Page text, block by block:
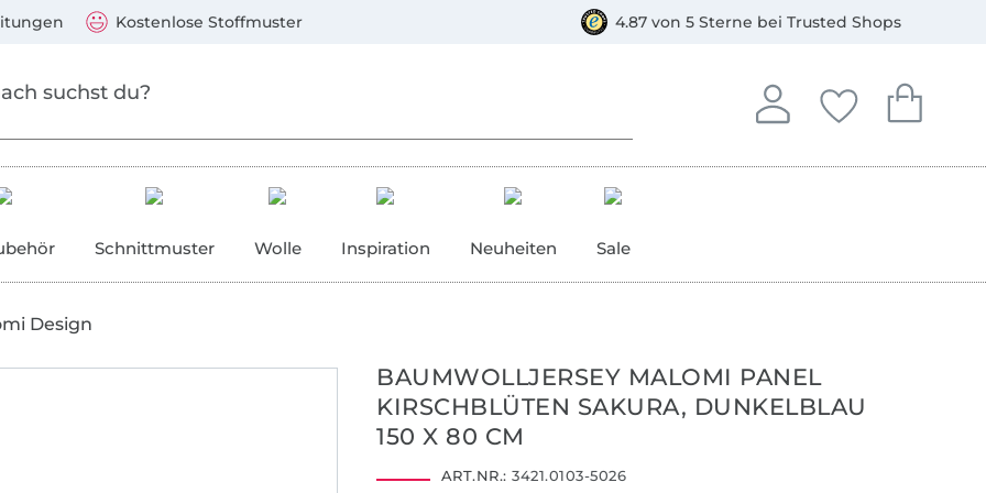
Kostenlose Stoffmuster 4.87 von 5 Sterne bei Trusted Shops
Anmelden
In deinem Konto
Deine
Du hast keine
Dein
Du hast
Schnittmuster Wolle Inspiration Neuheiten Sale
Design
BAUMWOLLJERSEY MALOMI PANEL
KIRSCHBLÜTEN SAKURA, DUNKELBLAU
150 X 80 CM
ART.NR.: 3421.0103-5026
Mastercard, PayPal, Giropay, Kauf auf Rechnung, Vorkasse